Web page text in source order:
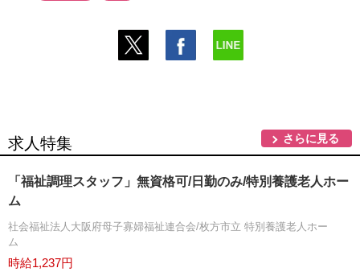
求人特集 さらに見る
「福祉調理スタッフ」無資格可/日勤のみ/特別養護老人ホー
ム
社会福祉法人大阪府母子寡婦福祉連合会/枚方市立 特別養護老人ホー
ム
時給1,237円